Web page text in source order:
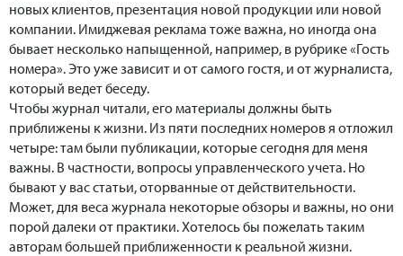
новых клиентов, презентация новой продукции или новой
компании. Имиджевая реклама тоже важна, но иногда она
бывает несколько напыщенной, например, в рубрике «Гость
номера». Это уже зависит и от самого гостя, и от журналиста,
который ведет беседу.
Чтобы журнал читали, его материалы должны быть
приближены к жизни. Из пяти последних номеров я отложил
четыре: там были публикации, которые сегодня для меня
важны. В частности, вопросы управленческого учета. Но
бывают у вас статьи, оторванные от действительности.
Может, для веса журнала некоторые обзоры и важны, но они
порой далеки от практики. Хотелось бы пожелать таким
авторам большей приближенности к реальной жизни.